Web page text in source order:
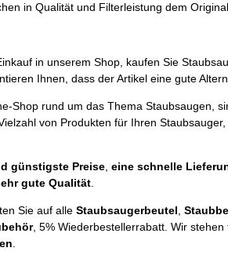
in Qualität und Filterleistung dem
in unserem Shop, kaufen Sie
Ihnen, dass der Artikel eine gute
Shop rund um das Thema Staubsaugen,
von Produkten für Ihren
günstigste Preise,eine schnelle
gute Qualität.
Sie auf alleStaubsaugerbeutel,
, 5% Wiederbestellerrabatt. Wir
.